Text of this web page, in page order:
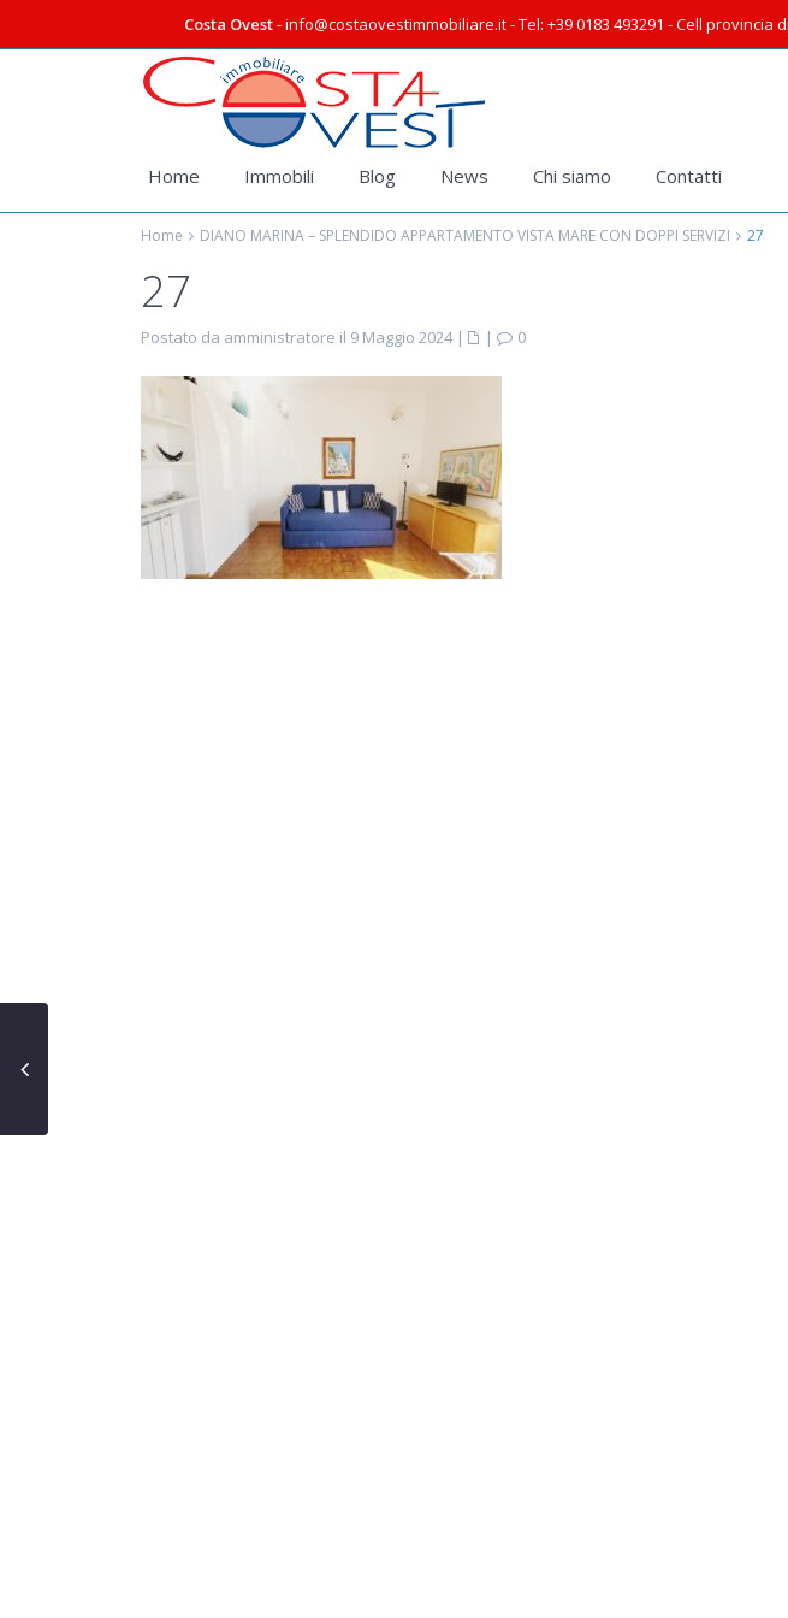
Costa Ovest- info@costaovestimmobiliare.it - Tel: +39 0183 493291 - Cell provincia
Home Immobili Blog News Chi siamo Contatti
Home DIANO MARINA – SPLENDIDO APPARTAMENTO VISTA MARE CON DOPPI SERVIZI 27
27
Postato da amministratore il 9 Maggio 2024 | | 0